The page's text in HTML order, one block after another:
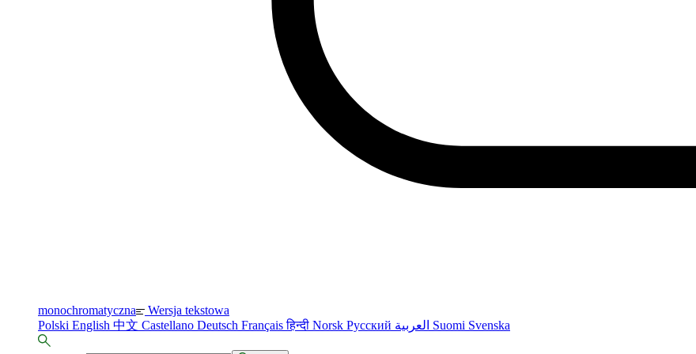
monochromatyczna Wersja tekstowa
Polski English 中文 Castellano Deutsch Françaisहिन्दी Norsk Русский Suomi Svenska